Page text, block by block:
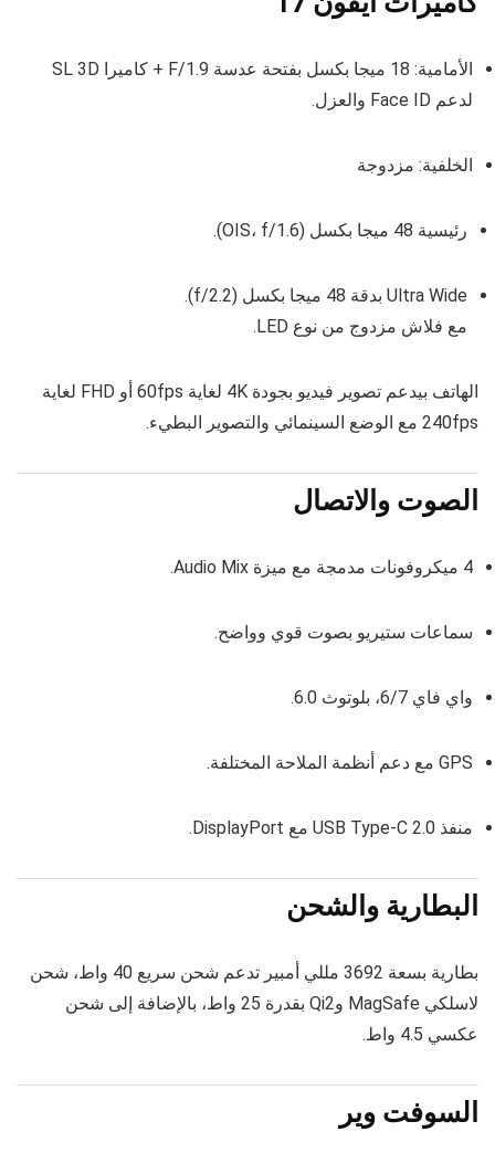
الأمامية: 18 ميجا بكسل بفتحة عدسة F/1.9 + كاميرا SL 3D
لدعم Face ID والعزل.
الخلفية: مزدوجة
رئيسية 48 ميجا بكسل (OIS، f/1.6).
Ultra Wide بدقة 48 ميجا بكسل (f/2.2).
مع فلاش مزدوج من نوع LED.
الهاتف بيدعم تصوير فيديو بجودة 4K لغاية 60fps أو FHD لغاية
240fps مع الوضع السينمائي والتصوير البطيء.
الصوت والاتصال
4 ميكروفونات مدمجة مع ميزة Audio Mix.
سماعات ستيريو بصوت قوي وواضح.
واي فاي 6/7، بلوتوث 6.0.
GPS مع دعم أنظمة الملاحة المختلفة.
منفذ USB Type-C 2.0 مع DisplayPort.
البطارية والشحن
بطارية بسعة 3692 مللي أمبير تدعم شحن سريع 40 واط، شحن
لاسلكي MagSafe وQi2 بقدرة 25 واط، بالإضافة إلى شحن
عكسي 4.5 واط.
السوفت وير